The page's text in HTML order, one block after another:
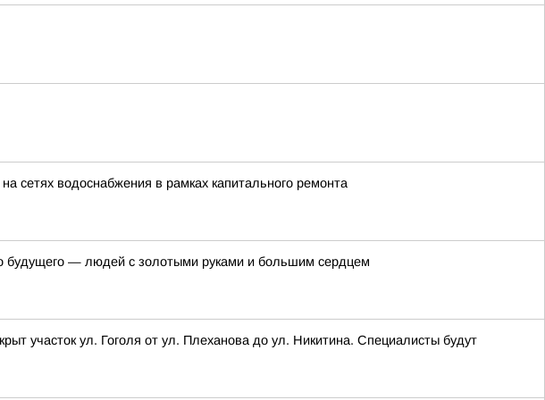
сетях водоснабжения в рамках капитального ремонта
будущего — людей с золотыми руками и большим сердцем
участок ул. Гоголя от ул. Плеханова до ул. Никитина. Специалисты будут